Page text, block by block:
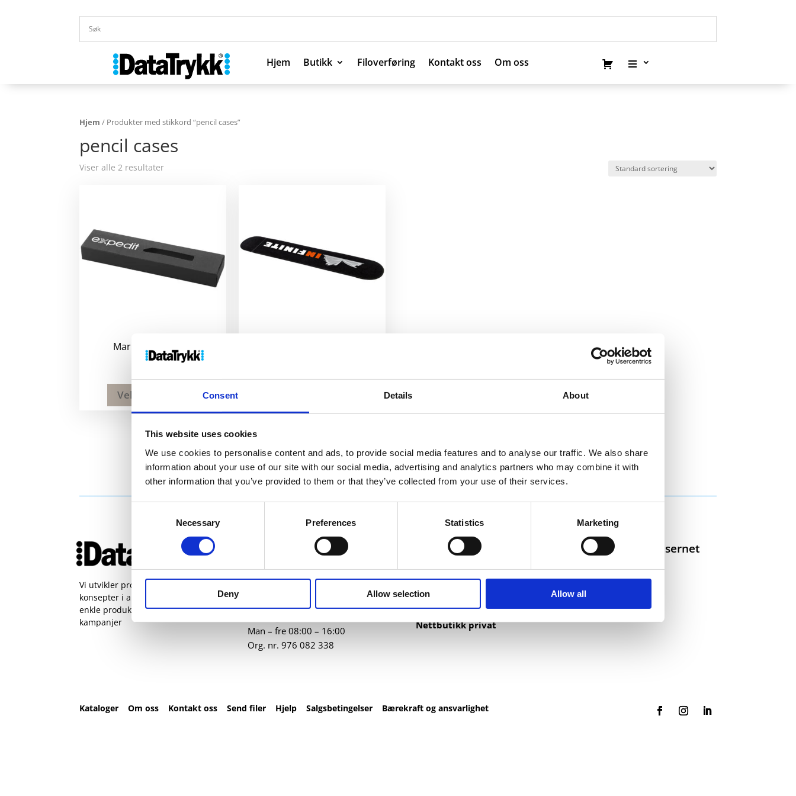
Consent Details About
This website uses cookies
We use cookies to personalise content and ads, to provide social media features and to analyse our traffic. We also share
information about your use of our site with our social media, advertising and analytics partners who may combine it with
other information that you’ve provided to them or that they’ve collected from your use of their services.
Necessary Preferences Statistics Marketing
Deny Allow selection Allow all
Hjem Butikk Filoverføring Kontakt oss Om oss
Hjem Butikk Filoverføring Kontakt oss Om oss
Hjem / Produkter med stikkord “pencil cases”
pencil cases
Viser alle 2 resultater
Marlin penneeske
13kr
Velg alternativ
Vi utvikler produkter og
konsepter i alle kanaler – Alt fra
enkle produkter til sammensatte
kampanjer
post@datatrykk.no
Kvalebergveien 21
Man – fre 08:00 – 16:00
Org. nr. 976 082 338
Nettbutikk
Kataloger
Trykksaker
Klær
Nettbutikk privat
Selskaper i konsernet
Kataloger Om oss Kontakt oss Send filer HjelpSalgsbetingelser Bærekraft og ansvarlighet